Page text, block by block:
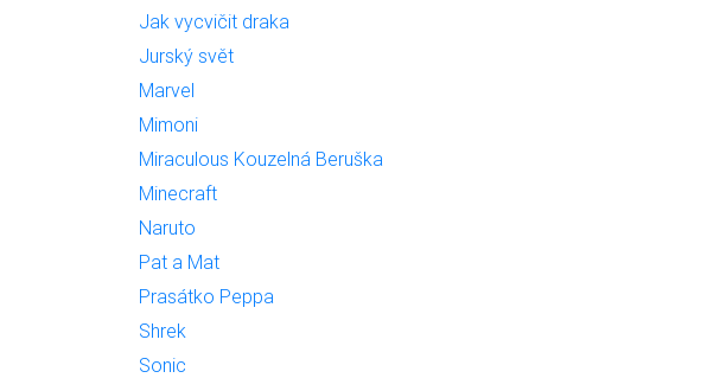
Jak vycvičit draka
Jurský svět
Marvel
Mimoni
Miraculous Kouzelná Beruška
Minecraft
Naruto
Pat a Mat
Prasátko Peppa
Shrek
Sonic